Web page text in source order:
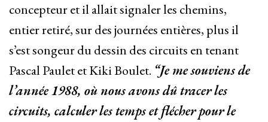
concepteur et il allait signaler les chemins,
entier retiré, sur des journées entières, plus il
s’est songeur du dessin des circuits en tenant
Pascal Paulet et Kiki Boulet. “Je me souviens de
l’année 1988, où nous avons dû tracer les
circuits, calculer les temps et flécher pour le